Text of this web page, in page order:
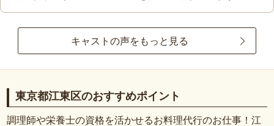
キャストの声をもっと見る
東京都江東区のおすすめポイント
調理師や栄養士の資格を活かせるお料理代行のお仕事！江